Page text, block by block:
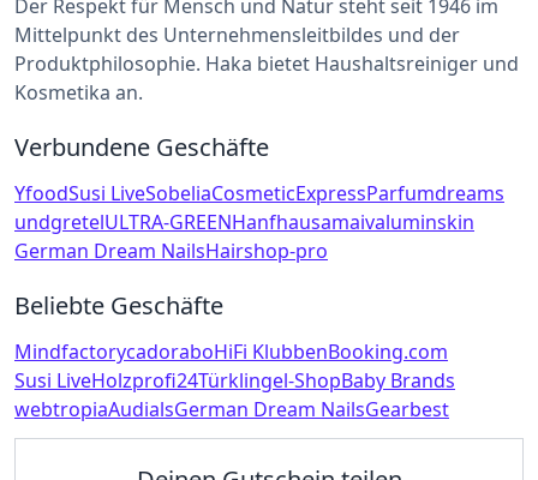
Der Respekt für Mensch und Natur steht seit 1946 im
Mittelpunkt des Unternehmensleitbildes und der
Produktphilosophie. Haka bietet Haushaltsreiniger und
Kosmetika an.
Verbundene Geschäfte
YfoodSusi LiveSobeliaCosmeticExpressParfumdreams
undgretelULTRA-GREENHanfhausamaivaluminskin
German Dream NailsHairshop-pro
Beliebte Geschäfte
MindfactorycadoraboHiFi KlubbenBooking.com
Susi LiveHolzprofi24Türklingel-ShopBaby Brands
webtropiaAudialsGerman Dream NailsGearbest